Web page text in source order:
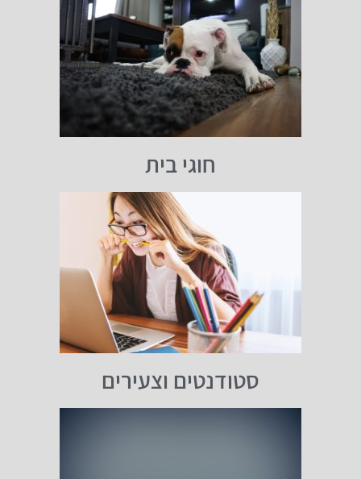
חוגי בית
סטודנטים וצעירים